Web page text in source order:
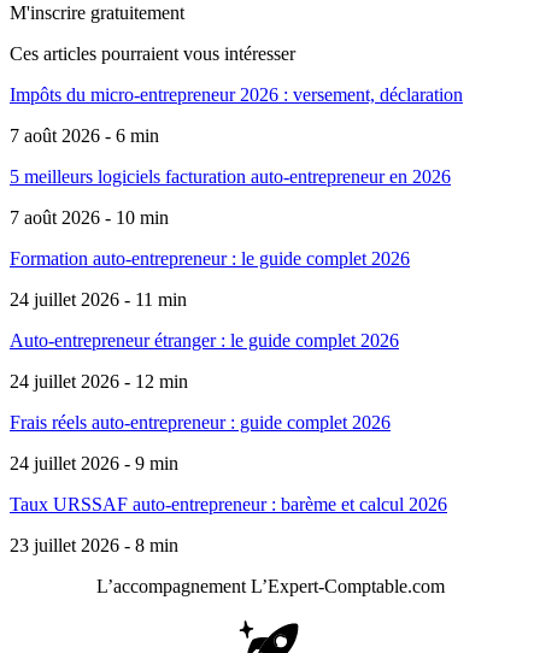
M'inscrire gratuitement
Ces articles pourraient vous intéresser
Impôts du micro-entrepreneur 2026 : versement, déclaration
7 août 2026 - 6 min
5 meilleurs logiciels facturation auto-entrepreneur en 2026
7 août 2026 - 10 min
Formation auto-entrepreneur : le guide complet 2026
24 juillet 2026 - 11 min
Auto-entrepreneur étranger : le guide complet 2026
24 juillet 2026 - 12 min
Frais réels auto-entrepreneur : guide complet 2026
24 juillet 2026 - 9 min
Taux URSSAF auto-entrepreneur : barème et calcul 2026
23 juillet 2026 - 8 min
L’accompagnement L’Expert-Comptable.com